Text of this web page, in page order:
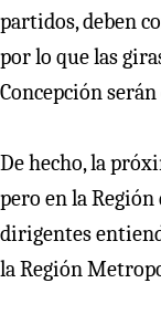
partidos, deben
por lo que las
Concepción serán
De hecho, la
pero en la
dirigentes
la Región